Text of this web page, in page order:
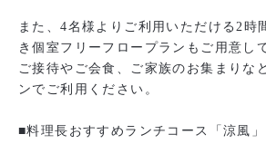
また、4名様よりご利用いただける2時
き個室フリーフロープランもご用意し
ご接待やご会食、ご家族のお集まりな
ンでご利用ください。
■料理長おすすめランチコース「涼風